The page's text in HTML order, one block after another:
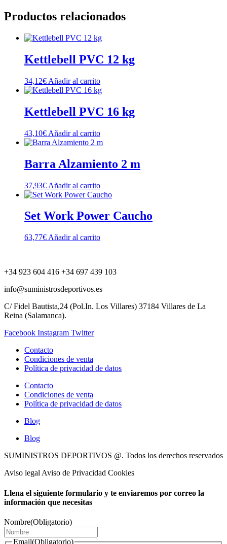
Productos relacionados
Kettlebell PVC 12 kg
34,12€ Añadir al carrito
Kettlebell PVC 16 kg
43,10€ Añadir al carrito
Barra Alzamiento 2 m
37,93€ Añadir al carrito
Set Work Power Caucho
63,77€ Añadir al carrito
+34 923 604 416 +34 697 439 103
info@suministrosdeportivos.es
C/ Fidel Bautista,24 (Pol.In. Los Villares) 37184 Villares de La
Reina (Salamanca).
Facebook Instagram Twitter
Contacto
Condiciones de venta
Política de privacidad de datos
Contacto
Condiciones de venta
Política de privacidad de datos
Blog
Blog
SUMINISTROS DEPORTIVOS @. Todos los derechos reservados
Aviso legal Aviso de Privacidad Cookies
Llena el siguiente formulario y te enviaremos por correo la
información que necesitas
Nombre(Obligatorio)
Email(Obligatorio)